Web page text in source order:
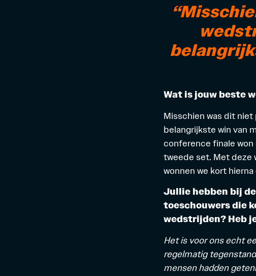
Wat is jouw beste
Misschien was dit
belangrijkste win van
conference finale
tweede set. Met deze
wonnen we kort
Jullie hebben bij
toeschouwers die
wedstrijden? Heb
Het is voor ons echt
regelmatig
mensen hadden